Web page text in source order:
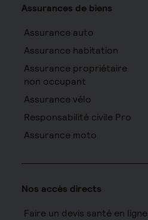
Assurances de biens
Assurance auto
Assurance habitation
Assurance propriétaire
non occupant
Assurance vélo
Responsabilité civile Pro
Assurance moto
Nos accès directs
Faire un devis santé en ligne